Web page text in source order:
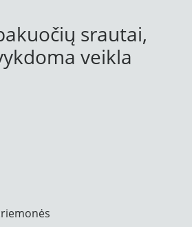
srautai,
veikla